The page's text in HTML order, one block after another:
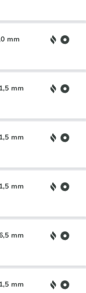
mm
mm
mm
mm
mm
mm